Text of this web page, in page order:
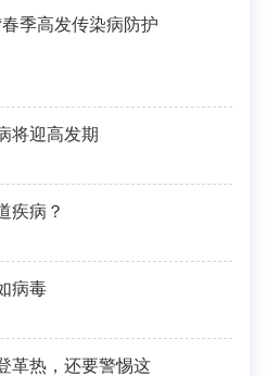
季高发传染病防护
将迎高发期
疾病？
病毒
革热，还要警惕这